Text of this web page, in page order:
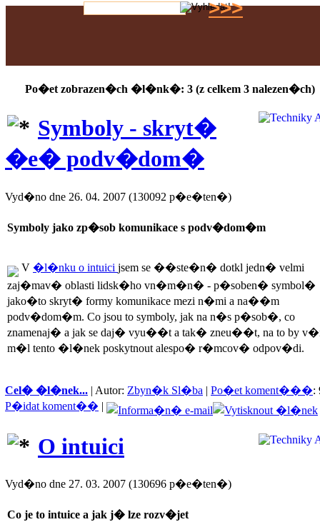
>>>
Po�et zobrazen�ch �l�nk�: 3 (z celkem 3 nalezen�ch)
Symboly - skryt�
�e� podv�dom�
Vyd�no dne 26. 04. 2007 (130092 p�e�ten�)
Symboly jako zp�sob komunikace s podv�dom�m
V �l�nku o intuici jsem se ��ste�n� dotkl jedn� velmi
zaj�mav� oblasti lidsk�ho vn�m�n� - p�soben� symbol�
jako�to skryt� formy komunikace mezi n�mi a na��m
podv�dom�m. Co jsou to symboly, jak na n�s p�sob�, co
znamenaj� a jak se daj� vyu��t a tak� zneu��t, na to by
m�l tento �l�nek poskytnout alespo� r�mcov� odpov�di.
Cel� �l�nek... | Autor: Zbyn�k Sl�ba | Po�et koment���:
P�idat koment�� |
O intuici
Vyd�no dne 27. 03. 2007 (130696 p�e�ten�)
Co je to intuice a jak j� lze rozv�jet